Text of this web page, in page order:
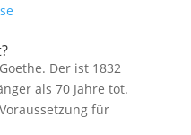
Der ist 1832
als 70 Jahre tot.
für